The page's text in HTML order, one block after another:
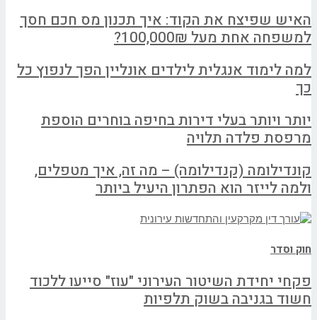
האיש שפיצח את הקוד: איך תכנון מס חכם חסך
למשפחה אחת מעל 100,000₪?
למה לימוד אנגלית לילדים אונליין הפך לנפוץ כל
כך
יותר ויותר בעלי דירות בחיפה בוחרים הוספת
מרפסת פלדה תלויה
קונדילומה (קנדילומה) – מה זה, איך מטפלים,
ולמה לייזר הוא הפתרון היעיל ביותר
חוק וסדר
פקחי יחידת השיטור העירוני "עוז" סייעו ללכוד
חשוד בגניבה בשוק תלפיות